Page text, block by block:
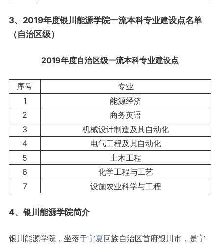
3、2019年度银川能源学院一流本科专业建设点名单
（自治区级）
2019年度自治区级一流本科专业建设点
序号
专业
1
能源经济
2
商务英语
3
机械设计制造及其自动化
4
电气工程及其自动化
5
土木工程
6
化学工程与工艺
7
设施农业科学与工程
4、银川能源学院简介
银川能源学院，坐落于宁夏回族自治区首府银川市，是宁